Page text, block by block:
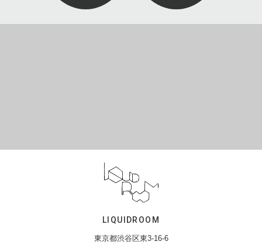
LIQUIDROOM
東京都渋谷区東3-16-6